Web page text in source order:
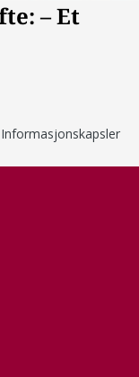
Informasjonskapsler